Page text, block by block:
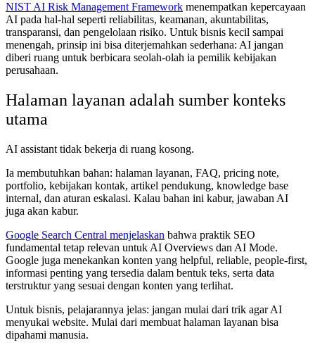
NIST AI Risk Management Framework menempatkan kepercayaan
AI pada hal-hal seperti reliabilitas, keamanan, akuntabilitas,
transparansi, dan pengelolaan risiko. Untuk bisnis kecil sampai
menengah, prinsip ini bisa diterjemahkan sederhana: AI jangan
diberi ruang untuk berbicara seolah-olah ia pemilik kebijakan
perusahaan.
Halaman layanan adalah sumber konteks
utama
AI assistant tidak bekerja di ruang kosong.
Ia membutuhkan bahan: halaman layanan, FAQ, pricing note,
portfolio, kebijakan kontak, artikel pendukung, knowledge base
internal, dan aturan eskalasi. Kalau bahan ini kabur, jawaban AI
juga akan kabur.
Google Search Central menjelaskan bahwa praktik SEO
fundamental tetap relevan untuk AI Overviews dan AI Mode.
Google juga menekankan konten yang helpful, reliable, people-first,
informasi penting yang tersedia dalam bentuk teks, serta data
terstruktur yang sesuai dengan konten yang terlihat.
Untuk bisnis, pelajarannya jelas: jangan mulai dari trik agar AI
menyukai website. Mulai dari membuat halaman layanan bisa
dipahami manusia.